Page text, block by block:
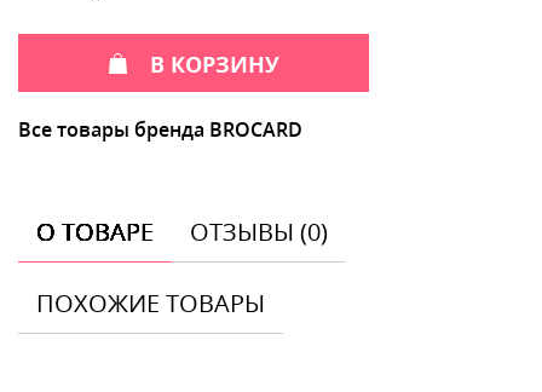
В КОРЗИНУ
Все товары бренда BROCARD
О ТОВАРЕ ОТЗЫВЫ (0)
ПОХОЖИЕ ТОВАРЫ